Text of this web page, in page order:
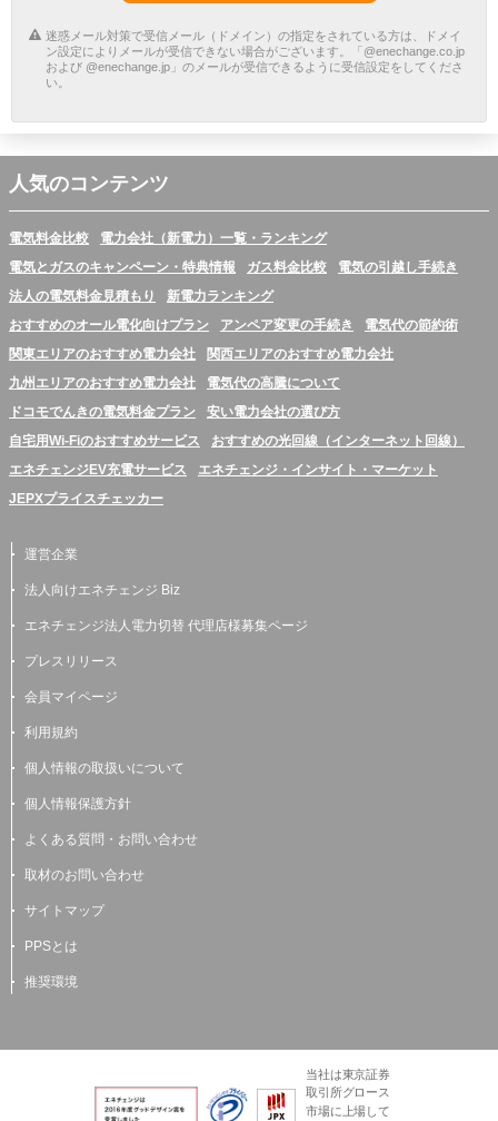
迷惑メール対策で受信メール（ドメイン）の指定をされている方は、ドメイ
ン設定によりメールが受信できない場合がございます。「@enechange.co.jp
および @enechange.jp」のメールが受信できるように受信設定をしてくださ
い。
人気のコンテンツ
電気料金比較
電力会社（新電力）一覧・ランキング
電気とガスのキャンペーン・特典情報
ガス料金比較
電気の引越し手続き
法人の電気料金見積もり
新電力ランキング
おすすめのオール電化向けプラン
アンペア変更の手続き
電気代の節約術
関東エリアのおすすめ電力会社
関西エリアのおすすめ電力会社
九州エリアのおすすめ電力会社
電気代の高騰について
ドコモでんきの電気料金プラン
安い電力会社の選び方
自宅用Wi-Fiのおすすめサービス
おすすめの光回線（インターネット回線）
エネチェンジEV充電サービス
エネチェンジ・インサイト・マーケット
JEPXプライスチェッカー
運営企業
法人向けエネチェンジ Biz
エネチェンジ法人電力切替 代理店様募集ページ
プレスリリース
会員マイページ
利用規約
個人情報の取扱いについて
個人情報保護方針
よくある質問・お問い合わせ
取材のお問い合わせ
サイトマップ
PPSとは
推奨環境
当社は東京証券
取引所グロース
市場に上場して